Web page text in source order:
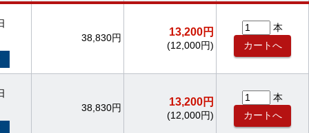
38,830円
13,200円
(12,000円)
本
38,830円
13,200円
(12,000円)
本